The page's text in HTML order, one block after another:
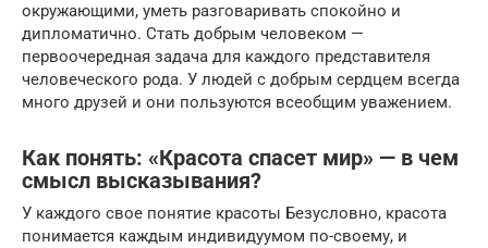
окружающими, уметь разговаривать спокойно и
дипломатично. Стать добрым человеком —
первоочередная задача для каждого представителя
человеческого рода. У людей с добрым сердцем всегда
много друзей и они пользуются всеобщим уважением.
Как понять: «Красота спасет мир» — в чем
смысл высказывания?
У каждого свое понятие красоты Безусловно, красота
понимается каждым индивидуумом по-своему, и